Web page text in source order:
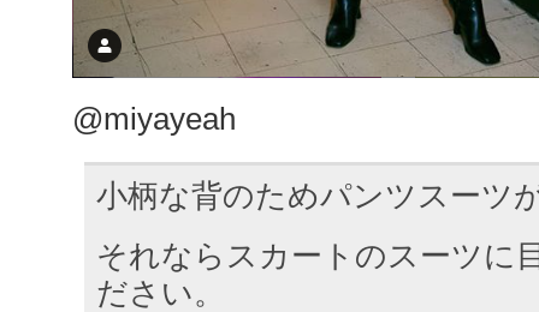
@miyayeah
小柄な背のためパンツスーツ
それならスカートのスーツに
ださい。